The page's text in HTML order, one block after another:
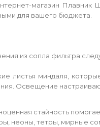
магазин
для вашего бюджета.
из сопла фильтра
листья миндаля,
Освещение
стайность
неоны, тетры, мирные